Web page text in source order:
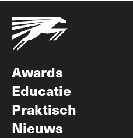
Awards
Educatie
Praktisch
Nieuws